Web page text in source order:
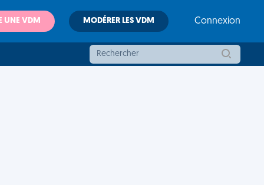
UNE VDM MODÉRER LES VDM Connexion